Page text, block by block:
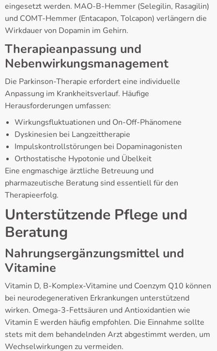
eingesetzt werden. MAO-B-Hemmer (Selegilin, Rasagilin)
und COMT-Hemmer (Entacapon, Tolcapon) verlängern die
Wirkdauer von Dopamin im Gehirn.
Therapieanpassung und
Nebenwirkungsmanagement
Die Parkinson-Therapie erfordert eine individuelle
Anpassung im Krankheitsverlauf. Häufige
Herausforderungen umfassen:
Wirkungsfluktuationen und On-Off-Phänomene
Dyskinesien bei Langzeittherapie
Impulskontrollstörungen bei Dopaminagonisten
Orthostatische Hypotonie und Übelkeit
Eine engmaschige ärztliche Betreuung und
pharmazeutische Beratung sind essentiell für den
Therapieerfolg.
Unterstützende Pflege und
Beratung
Nahrungsergänzungsmittel und
Vitamine
Vitamin D, B-Komplex-Vitamine und Coenzym Q10 können
bei neurodegenerativen Erkrankungen unterstützend
wirken. Omega-3-Fettsäuren und Antioxidantien wie
Vitamin E werden häufig empfohlen. Die Einnahme sollte
stets mit dem behandelnden Arzt abgestimmt werden, um
Wechselwirkungen zu vermeiden.